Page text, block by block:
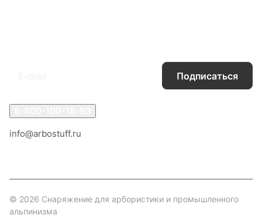
Подписаться
info@arbostuff.ru
© 2026 Снаряжение для арбористики и промышленного
альпинизма